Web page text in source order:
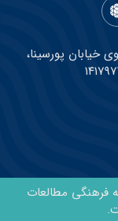
خیابان ۱۶ آذر، روبروی خیابان پورسینا،
فرهنگی مطالعات